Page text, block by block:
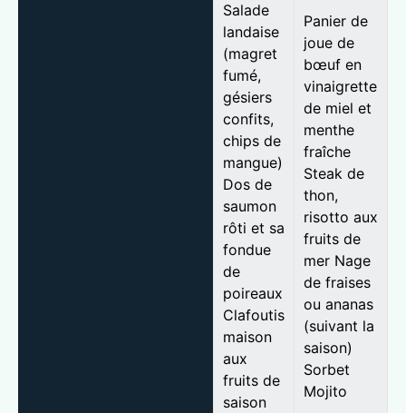
Salade
landaise
(magret
fumé,
gésiers
confits,
chips de
mangue)
Dos de
saumon
rôti et sa
fondue
de
poireaux
Clafoutis
maison
aux
fruits de
saison
Panier de
joue de
bœuf en
vinaigrette
de miel et
menthe
fraîche
Steak de
thon,
risotto aux
fruits de
mer Nage
de fraises
ou ananas
(suivant la
saison)
Sorbet
Mojito